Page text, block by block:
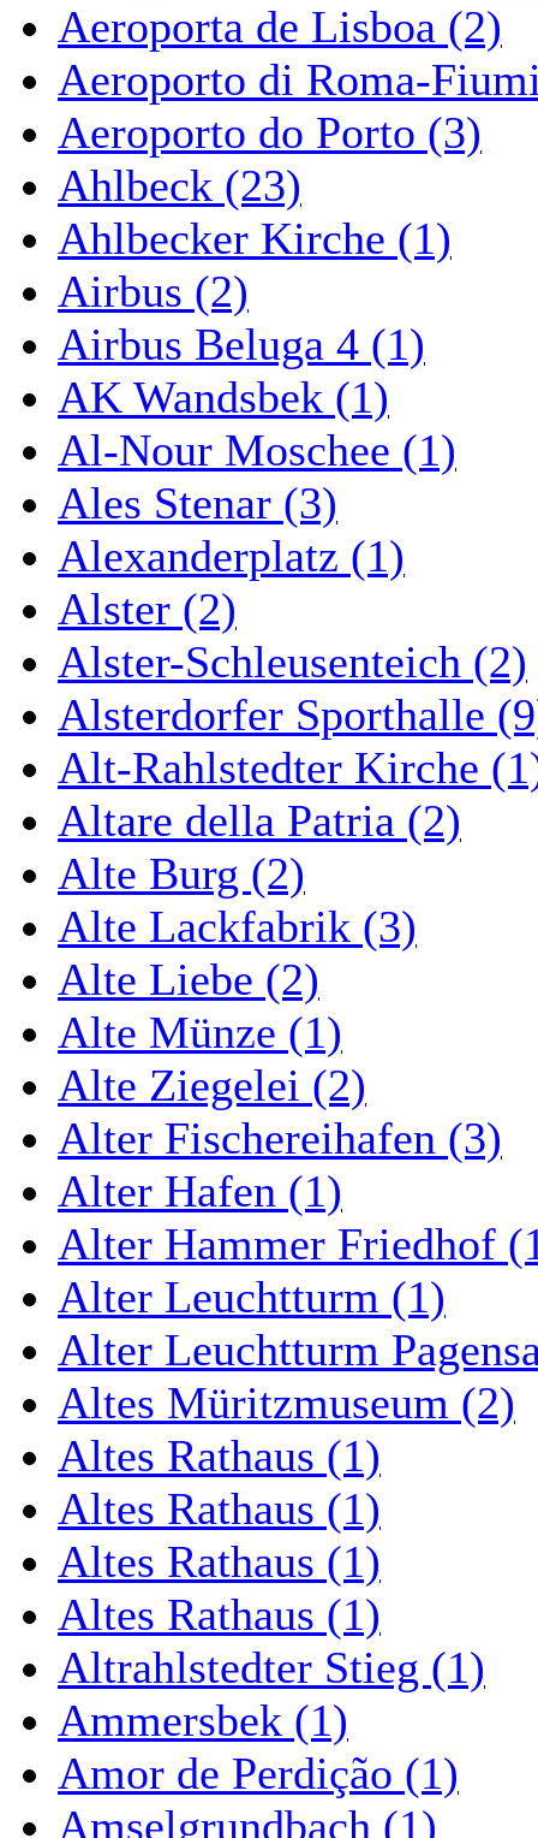
Aeroporta de Lisboa (2)
Aeroporto di Roma-
Aeroporto do Porto (3)
Ahlbeck (23)
Ahlbecker Kirche (1)
Airbus (2)
Airbus Beluga 4 (1)
AK Wandsbek (1)
Al-Nour Moschee (1)
Ales Stenar (3)
Alexanderplatz (1)
Alster (2)
Alster-Schleusenteich (2)
Alsterdorfer Sporthalle
Alt-Rahlstedter Kirche
Altare della Patria (2)
Alte Burg (2)
Alte Lackfabrik (3)
Alte Liebe (2)
Alte Münze (1)
Alte Ziegelei (2)
Alter Fischereihafen (3)
Alter Hafen (1)
Alter Hammer Friedhof
Alter Leuchtturm (1)
Alter Leuchtturm
Altes Müritzmuseum (2)
Altes Rathaus (1)
Altes Rathaus (1)
Altes Rathaus (1)
Altes Rathaus (1)
Altrahlstedter Stieg (1)
Ammersbek (1)
Amor de Perdição (1)
Amselgrundbach (1)